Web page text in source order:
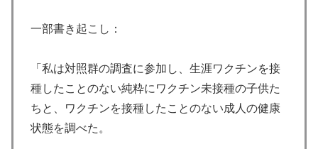
一部書き起こし：
「私は対照群の調査に参加し、生涯ワクチンを接
種したことのない純粋にワクチン未接種の子供た
ちと、ワクチンを接種したことのない成人の健康
状態を調べた。